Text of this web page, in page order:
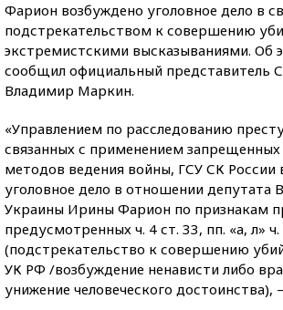
Фарион возбуждено уголовное дело в
подстрекательством к совершению
экстремистскими высказываниями. Об
сообщил официальный представитель
Владимир Маркин.
«Управлением по расследованию
связанных с применением
методов ведения войны, ГСУ СК России
уголовное дело в отношении депутата
Украины Ирины Фарион по признакам
предусмотренных ч. 4 ст. 33, пп. «а, л»
(подстрекательство к совершению
УК РФ /возбуждение ненависти либо
унижение человеческого